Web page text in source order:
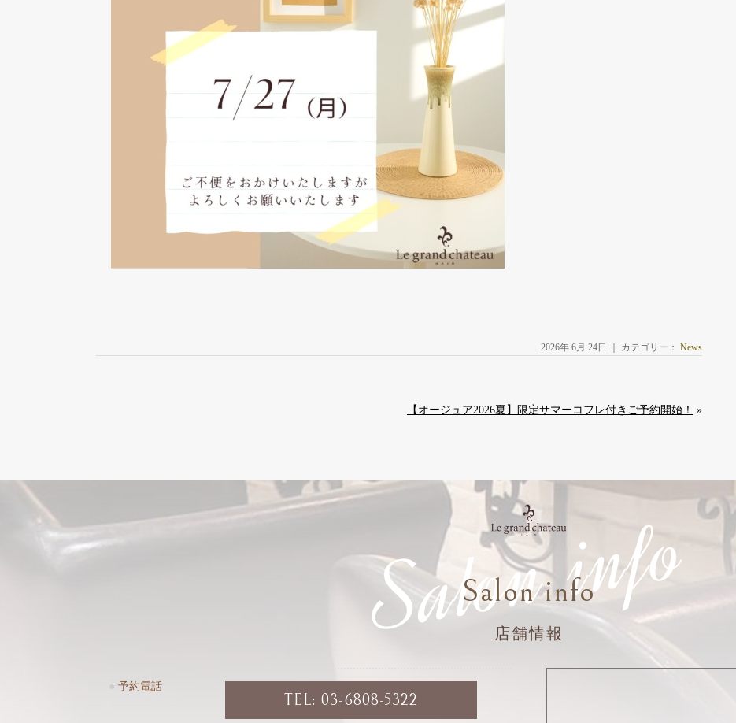
2026年 6月 24日 ｜ カテゴリー： News
【オージュア2026夏】限定サマーコフレ付きご予約開始！ »
Salon info
Salon info
店舗情報
予約電話
TEL: 03-6808-5322